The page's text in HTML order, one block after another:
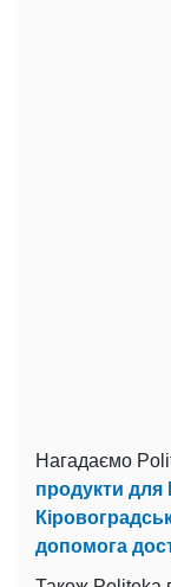
Нагадаємо
продукти для
допомога